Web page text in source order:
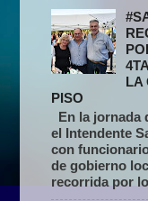
LA
PISO
En la jornada
el Intendente
con
de gobierno
recorrida por